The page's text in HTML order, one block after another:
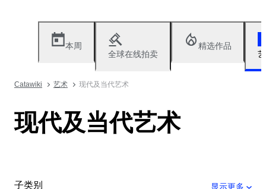
本周
全球在线拍卖
精选作品
Catawiki 艺术 现代及当代艺术
现代及当代艺术
子类别 显示更多